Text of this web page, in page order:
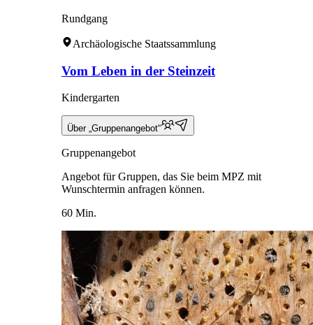
Rundgang
Archäologische Staatssammlung
Vom Leben in der Steinzeit
Kindergarten
Über „Gruppenangebot“
Gruppenangebot
Angebot für Gruppen, das Sie beim MPZ mit
Wunschtermin anfragen können.
60 Min.